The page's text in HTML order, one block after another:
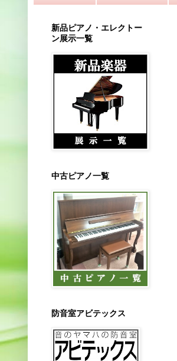
新品ピアノ・エレクトー
ン展示一覧
中古ピアノ一覧
防音室アビテックス